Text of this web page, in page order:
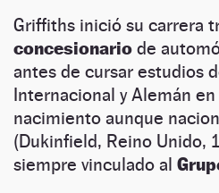
Griffiths inició su carrera
concesionario de
antes de cursar estudios
Internacional y Alemán en
nacimiento aunque
(Dukinfield, Reino Unido,
siempre vinculado al